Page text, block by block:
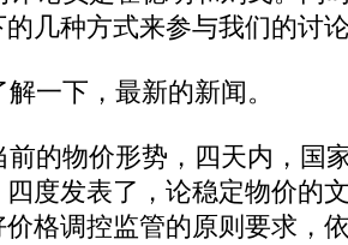
几种方式来参与我们的讨
一下，最新的新闻。
的物价形势，四天内，国
度发表了，论稳定物价的
格调控监管的原则要求，